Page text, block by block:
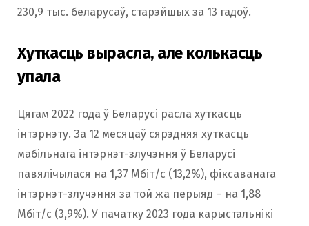
230,9 тыс. беларусаў, старэйшых за 13 гадоў.
Хуткасць вырасла, але колькасць
упала
Цягам 2022 года ў Беларусі расла хуткасць
інтэрнэту. За 12 месяцаў сярэдняя хуткасць
мабільнага інтэрнэт-злучэння ў Беларусі
павялічылася на 1,37 Мбіт/с (13,2%), фіксаванага
інтэрнэт-злучэння за той жа перыяд – на 1,88
Мбіт/с (3,9%). У пачатку 2023 года карыстальнікі